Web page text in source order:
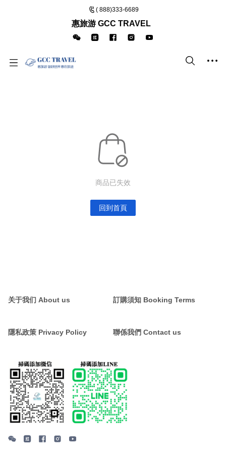
( 888)333-6689
惠旅游 GCC TRAVEL
商品已失效
回到首頁
关于我们 About us 訂購須知 Booking Terms
隱私政策 Privacy Policy 聯係我們 Contact us